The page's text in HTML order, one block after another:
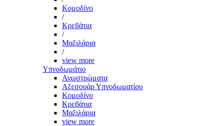
Κομοδίνο
/
Κρεβάτια
/
Μαξιλάρια
/
view more
Υπνοδωμάτιο
Ανωστρώματα
Αξεσουάρ Υπνοδωματίου
Κομοδίνο
Κρεβάτια
Μαξιλάρια
view more